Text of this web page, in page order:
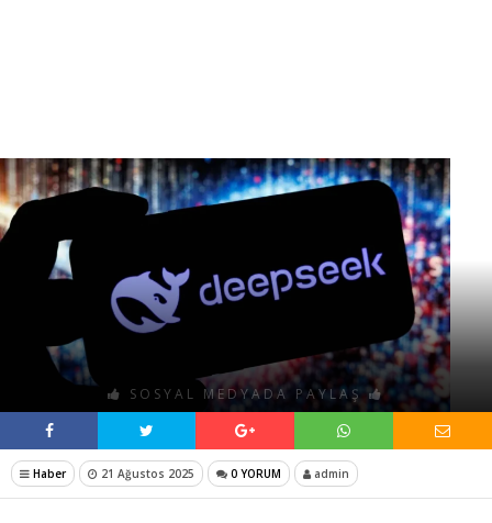
SOSYAL MEDYADA PAYLAŞ
Haber 21 Ağustos 2025 0 YORUM admin